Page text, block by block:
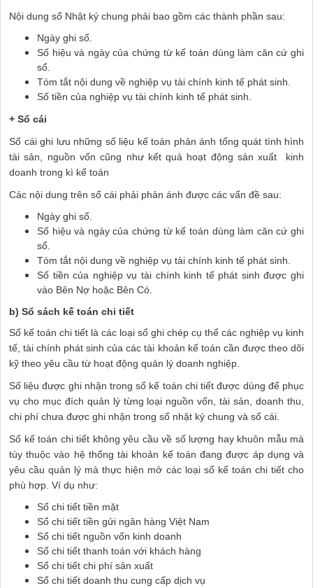
Nội dung sổ Nhật ký chung phải bao gồm các thành phần sau:
Ngày ghi sổ.
Số hiệu và ngày của chứng từ kế toán dùng làm căn cứ ghi
sổ.
Tóm tắt nội dung về nghiệp vụ tài chính kinh tế phát sinh.
Số tiền của nghiệp vụ tài chính kinh tế phát sinh.
+ Sổ cái
Sổ cái ghi lưu những số liệu kế toán phản ánh tổng quát tình hình
tài sản, nguồn vốn cũng như kết quả hoạt động sản xuất kinh
doanh trong kì kế toán
Các nội dung trên sổ cái phải phản ánh được các vấn đề sau:
Ngày ghi sổ.
Số hiệu và ngày của chứng từ kế toán dùng làm căn cứ ghi
sổ.
Tóm tắt nội dung về nghiệp vụ tài chính kinh tế phát sinh.
Số tiền của nghiệp vụ tài chính kinh tế phát sinh được ghi
vào Bên Nợ hoặc Bên Có.
b) Sổ sách kế toán chi tiết
Sổ kế toán chi tiết là các loại sổ ghi chép cụ thể các nghiệp vụ kinh
tế, tài chính phát sinh của các tài khoản kế toán cần được theo dõi
kỹ theo yêu cầu từ hoạt động quản lý doanh nghiệp.
Số liệu được ghi nhận trong sổ kế toán chi tiết được dùng để phục
vụ cho mục đích quản lý từng loại nguồn vốn, tài sản, doanh thu,
chi phí chưa được ghi nhận trong sổ nhật ký chung và sổ cái.
Sổ kế toán chi tiết không yêu cầu về số lượng hay khuôn mẫu mà
tùy thuộc vào hệ thống tài khoản kế toán đang được áp dụng và
yêu cầu quản lý mà thực hiện mở các loại sổ kế toán chi tiết cho
phù hợp. Ví dụ như:
Sổ chi tiết tiền mặt
Sổ chi tiết tiền gửi ngân hàng Việt Nam
Sổ chi tiết nguồn vốn kinh doanh
Sổ chi tiết thanh toán với khách hàng
Sổ chi tiết chi phí sản xuất
Sổ chi tiết doanh thu cung cấp dịch vụ